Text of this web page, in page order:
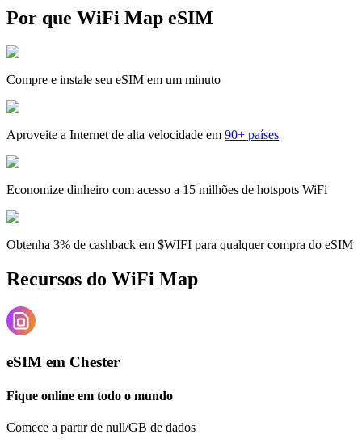
Por que WiFi Map eSIM
Compre e instale seu eSIM em um minuto
Aproveite a Internet de alta velocidade em 90+ países
Economize dinheiro com acesso a 15 milhões de hotspots WiFi
Obtenha 3% de cashback em $WIFI para qualquer compra do eSIM
Recursos do WiFi Map
eSIM em Chester
Fique online em todo o mundo
Comece a partir de null/GB de dados